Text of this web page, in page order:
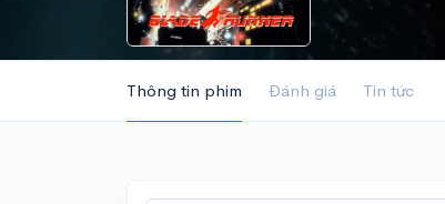
Thông tin phim Đánh giá Tin tức